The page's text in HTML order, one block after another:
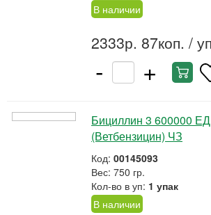
В наличии
2333р. 87коп. /
- +
Бициллин 3 600000 ЕД
(Ветбензицин) ЧЗ
Код: 00145093
Вес: 750 гр.
Кол-во в уп: 1 упак
В наличии